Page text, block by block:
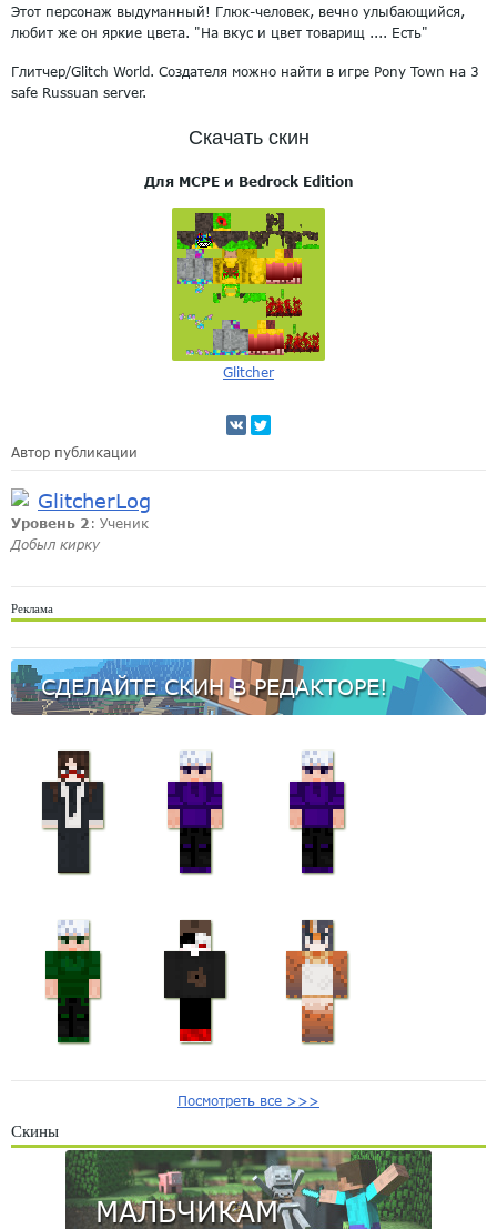
Этот персонаж выдуманный! Глюк-человек, вечно улыбающийся,
любит же он яркие цвета. "На вкус и цвет товарищ .... Есть"
Глитчер/Glitch World. Создателя можно найти в игре Pony Town на 3
safe Russuan server.
Скачать скин
Для MCPE и Bedrock Edition
Glitcher
Автор публикации
GlitcherLog
Уровень 2 : Ученик
Добыл кирку
Реклама
СДЕЛАЙТЕ СКИН В РЕДАКТОРЕ!
Посмотреть все >>>
Скины
МАЛЬЧИКАМ